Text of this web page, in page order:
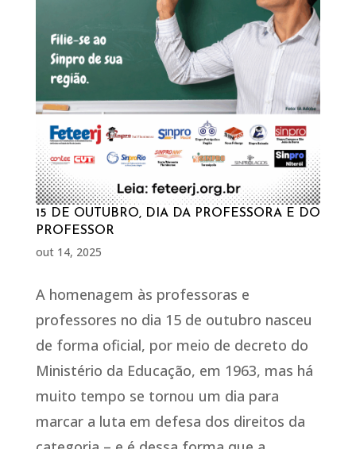
15 DE OUTUBRO, DIA DA PROFESSORA E DO
PROFESSOR
out 14, 2025
A homenagem às professoras e
professores no dia 15 de outubro nasceu
de forma oficial, por meio de decreto do
Ministério da Educação, em 1963, mas há
muito tempo se tornou um dia para
marcar a luta em defesa dos direitos da